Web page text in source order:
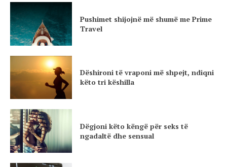
Pushimet shijojnë më shumë me Prime
Travel
Dëshironi të vraponi më shpejt, ndiqni
këto tri këshilla
Dëgjoni këto këngë për seks të
ngadaltë dhe sensual